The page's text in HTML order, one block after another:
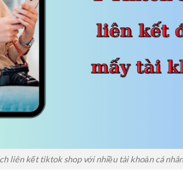
liên kết tiktok shop với nhiều tài khoản cá nhân